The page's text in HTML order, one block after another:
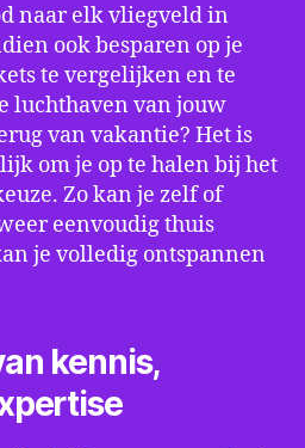
naar elk vliegveld in
ook besparen op je
te vergelijken en te
luchthaven van jouw
van vakantie? Het is
om je op te halen bij het
Zo kan je zelf of
eenvoudig thuis
je volledig ontspannen
kennis,